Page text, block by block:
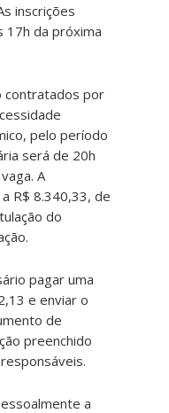
inscrições
17h da próxima
contratados por
pelo período
será de 20h
A
R$ 8.340,33, de
do
pagar uma
e enviar o
de
preenchido
a